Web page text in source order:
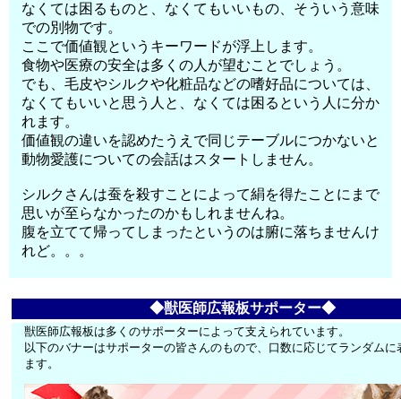
なくては困るものと、なくてもいいもの、そういう意味
での別物です。
ここで価値観というキーワードが浮上します。
食物や医療の安全は多くの人が望むことでしょう。
でも、毛皮やシルクや化粧品などの嗜好品については、
なくてもいいと思う人と、なくては困るという人に分か
れます。
価値観の違いを認めたうえで同じテーブルにつかないと
動物愛護についての会話はスタートしません。
シルクさんは蚕を殺すことによって絹を得たことにまで
思いが至らなかったのかもしれませんね。
腹を立てて帰ってしまったというのは腑に落ちませんけ
れど。。。
◆獣医師広報板サポーター◆
獣医師広報板は多くのサポーターによって支えられています。
以下のバナーはサポーターの皆さんのもので、口数に応じてランダムに
ます。